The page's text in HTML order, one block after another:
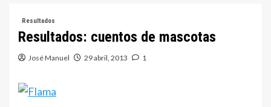
Resultados
Resultados: cuentos de mascotas
José Manuel 29 abril, 2013 1